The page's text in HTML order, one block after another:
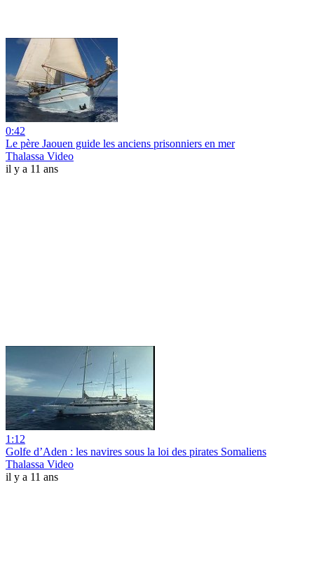
0:42
Le père Jaouen guide les anciens prisonniers en mer
Thalassa Video
il y a 11 ans
1:12
Golfe d’Aden : les navires sous la loi des pirates Somaliens
Thalassa Video
il y a 11 ans